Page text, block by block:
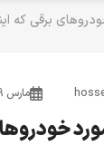
برقی که
مارس 19, 2025